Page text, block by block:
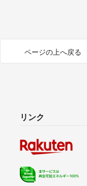
ページの上へ戻る
リンク